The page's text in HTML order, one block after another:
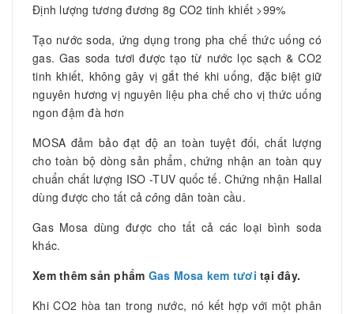
Định lượng tương đương 8g CO2 tinh khiết >99%
Tạo nước soda, ứng dụng trong pha chế thức uống có
gas. Gas soda tươi được tạo từ nước lọc sạch & CO2
tinh khiết, không gây vị gắt thé khi uống, đặc biệt giữ
nguyên hương vị nguyên liệu pha chế cho vị thức uống
ngon đậm đà hơn
MOSA đảm bảo đạt độ an toàn tuyệt đối, chất lượng
cho toàn bộ dòng sản phẩm, chứng nhận an toàn quy
chuẩn chất lượng ISO -TUV quốc tế. Chứng nhận Hallal
dùng được cho tất cảcông dân toàn cầu.
Gas Mosa dùng được cho tất cả các loại bình soda
khác.
Xem thêm sản phẩm Gas Mosa kem tươi tại đây.
Khi CO2 hòa tan trong nước, nó kết hợp với một phân